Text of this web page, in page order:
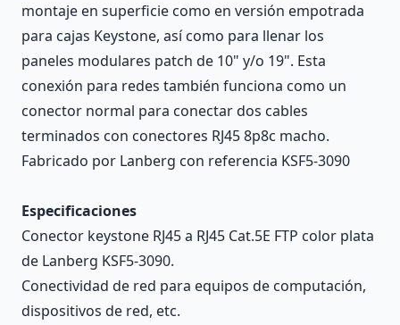
montaje en superficie como en versión empotrada
para cajas Keystone, así como para llenar los
paneles modulares patch de 10" y/o 19". Esta
conexión para redes también funciona como un
conector normal para conectar dos cables
terminados con conectores RJ45 8p8c macho.
Fabricado por Lanberg con referencia KSF5-3090
Especificaciones
Conector keystone RJ45 a RJ45 Cat.5E FTP color plata
de Lanberg KSF5-3090.
Conectividad de red para equipos de computación,
dispositivos de red, etc.